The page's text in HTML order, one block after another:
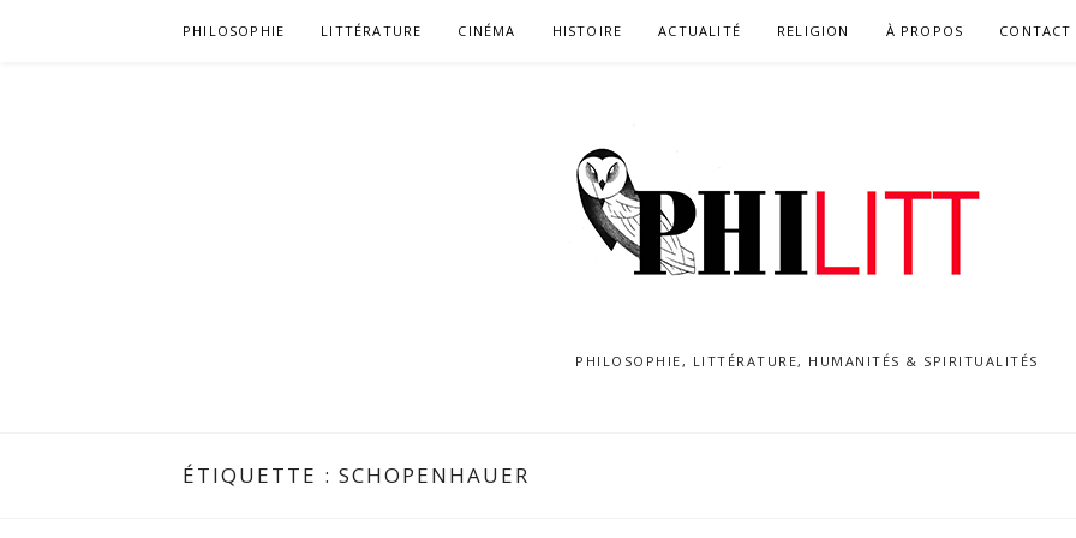
PHILOSOPHIE LITTÉRATURE CINÉMA HISTOIRE ACTUALITÉ RELIGION À PROPOS CONTACT
PHILOSOPHIE, LITTÉRATURE, HUMANITÉS & SPIRITUALITÉS
ÉTIQUETTE : SCHOPENHAUER